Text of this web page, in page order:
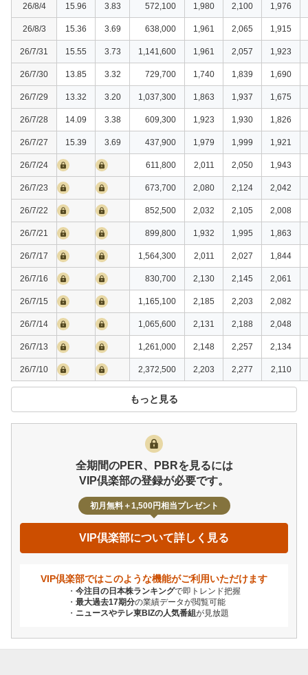
26/8/4 15.96 3.83 572,100 1,980 2,100 1,976
26/8/3 15.36 3.69 638,000 1,961 2,065 1,915
26/7/31 15.55 3.73 1,141,600 1,961 2,057 1,923
26/7/30 13.85 3.32 729,700 1,740 1,839 1,690
26/7/29 13.32 3.20 1,037,300 1,863 1,937 1,675
26/7/28 14.09 3.38 609,300 1,923 1,930 1,826
26/7/27 15.39 3.69 437,900 1,979 1,999 1,921
26/7/24 611,800 2,011 2,050 1,943
26/7/23 673,700 2,080 2,124 2,042
26/7/22 852,500 2,032 2,105 2,008
26/7/21 899,800 1,932 1,995 1,863
26/7/17 1,564,300 2,011 2,027 1,844
26/7/16 830,700 2,130 2,145 2,061
26/7/15 1,165,100 2,185 2,203 2,082
26/7/14 1,065,600 2,131 2,188 2,048
26/7/13 1,261,000 2,148 2,257 2,134
26/7/10 2,372,500 2,203 2,277 2,110
もっと見る
全期間のPER、PBRを見るには
VIP倶楽部の登録が必要です。
初月無料＋1,500円相当プレゼント
VIP倶楽部について詳しく見る
VIP倶楽部ではこのような機能がご利用いただけます
今注目の日本株ランキングで即トレンド把握
最大過去17期分の業績データが閲覧可能
ニュースやテレ東BIZの人気番組が見放題